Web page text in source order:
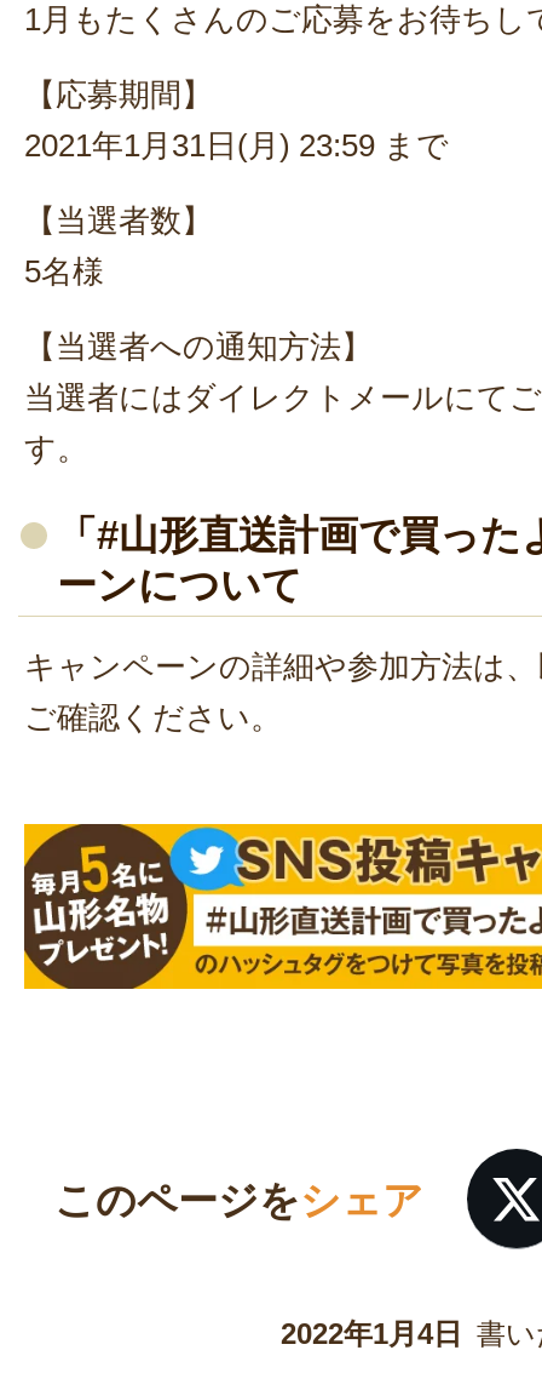
1月もたくさんのご応募をお待ちし
【応募期間】
2021年1月31日(月) 23:59 まで
【当選者数】
5名様
【当選者への通知方法】
当選者にはダイレクトメールにて
す。
「#山形直送計画で買っ
ーンについて
キャンペーンの詳細や参加方法は
ご確認ください。
このページをシェア
2022年1月4日 書